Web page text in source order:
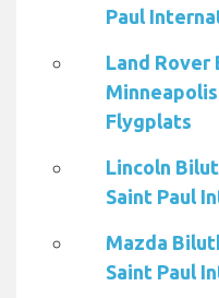
Paul
Land Rover
Flygplats
Lincoln
Saint Paul
Mazda
Saint Paul